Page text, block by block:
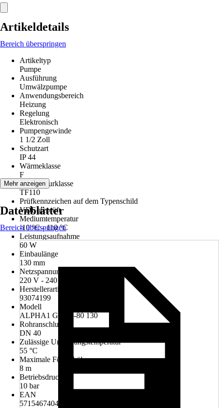
Artikeldetails
Bereich überspringen
Artikeltyp
Pumpe
Ausführung
Umwälzpumpe
Anwendungsbereich
Heizung
Regelung
Elektronisch
Pumpengewinde
1 1/2 Zoll
Schutzart
IP 44
Wärmeklasse
F
Temperaturklasse
TF110
Prüfkennzeichen auf dem Typenschild
VDE-geprüft
Mediumtemperatur
-10 °C - 110 °C
Leistungsaufnahme
60 W
Einbaulänge
130 mm
Netzspannung
220 V - 240 V
Herstellerartikelnummer
93074199
Modell
ALPHA1 GO 25-80 130
Rohranschluss
DN 40
Zulässige Umgebungstemperatur
55 °C
Maximale Förderhöhe
8 m
Betriebsdruck
10 bar
EAN
5715467404265
Mehr anzeigen
Datenblätter
Bereich überspringen